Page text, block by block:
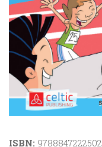
ISBN: 9788847222502